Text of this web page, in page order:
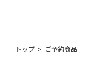
トップ ご予約商品